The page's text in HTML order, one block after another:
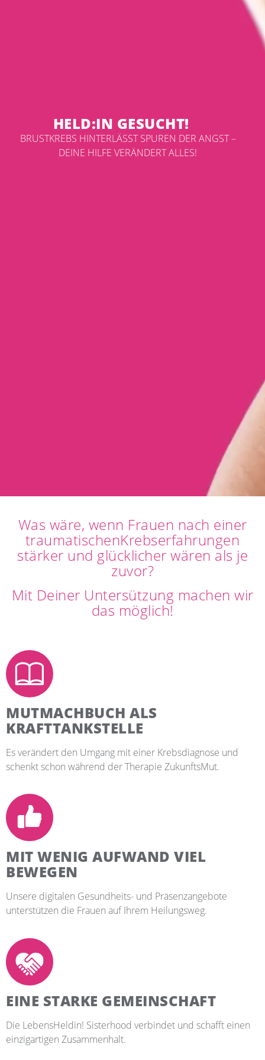
HELD:IN GESUCHT!
BRUSTKREBS HINTERLÄSST SPUREN DER ANGST –
DEINE HILFE VERÄNDERT ALLES!
Was wäre, wenn Frauen nach einer
traumatischenKrebserfahrungen
stärker und glücklicher wären als je
zuvor?
Mit Deiner Untersützung machen wir
das möglich!
MUTMACHBUCH ALS
KRAFTTANKSTELLE
Es verändert den Umgang mit einer Krebsdiagnose und
schenkt schon während der Therapie ZukunftsMut.
MIT WENIG AUFWAND VIEL
BEWEGEN
Unsere digitalen Gesundheits- und Präsenzangebote
unterstützen die Frauen auf Ihrem Heilungsweg.
EINE STARKE GEMEINSCHAFT
Die LebensHeldin! Sisterhood verbindet und schafft einen
einzigartigen Zusammenhalt.